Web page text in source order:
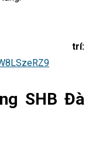
trí:
SHB Đà